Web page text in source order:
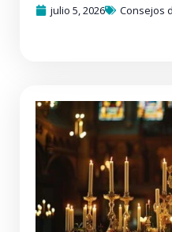
julio 5, 2026
Consejos